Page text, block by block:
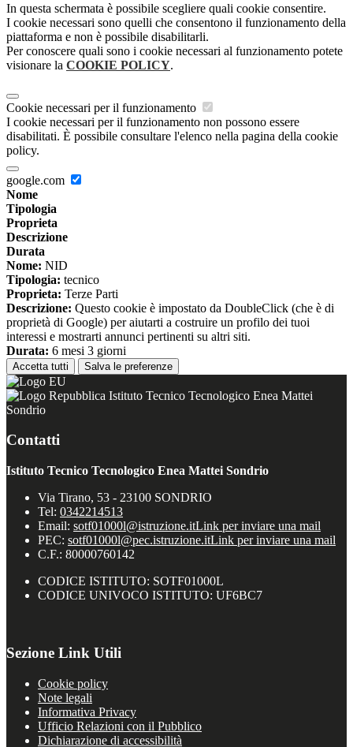
In questa schermata è possibile scegliere quali cookie consentire.
I cookie necessari sono quelli che consentono il funzionamento della
piattaforma e non è possibile disabilitarli.
Per conoscere quali sono i cookie necessari al funzionamento potete
visionare la COOKIE POLICY.
Cookie necessari per il funzionamento
I cookie necessari per il funzionamento non possono essere
disabilitati. È possibile consultare l'elenco nella pagina della cookie
policy.
google.com
Nome
Tipologia
Proprieta
Descrizione
Durata
Nome: NID
Tipologia: tecnico
Proprieta: Terze Parti
Descrizione: Questo cookie è impostato da DoubleClick (che è di
proprietà di Google) per aiutarti a costruire un profilo dei tuoi
interessi e mostrarti annunci pertinenti su altri siti.
Durata: 6 mesi 3 giorni
Accetta tutti Salva le preferenze
Istituto Tecnico Tecnologico Enea Mattei
Sondrio
Contatti
Istituto Tecnico Tecnologico Enea Mattei Sondrio
Via Tirano, 53 - 23100 SONDRIO
Tel: 0342214513
Email: sotf01000l@istruzione.itLink per inviare una mail
PEC: sotf01000l@pec.istruzione.itLink per inviare una mail
C.F.: 80000760142
CODICE ISTITUTO: SOTF01000L
CODICE UNIVOCO ISTITUTO: UF6BC7
Sezione Link Utili
Cookie policy
Note legali
Informativa Privacy
Ufficio Relazioni con il Pubblico
Dichiarazione di accessibilità